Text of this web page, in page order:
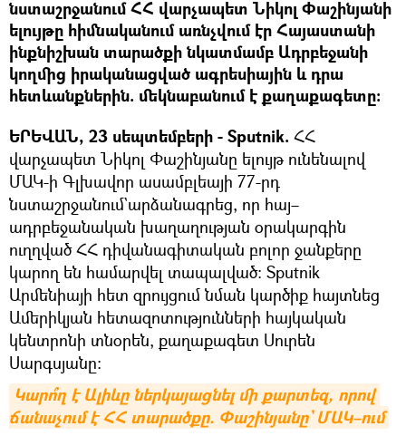
նստաշրջանում ՀՀ վարչապետ Նիկոլ Փաշինյանի
ելույթը հիմնականում առնչվում էր Հայաստանի
ինքնիշխան տարածքի նկատմամբ Ադրբեջանի
կողմից իրականացված ագրեսիային և դրա
հետևանքներին. մեկնաբանում է քաղաքագետը։
ԵՐԵՎԱՆ, 23 սեպտեմբերի - Sputnik. ՀՀ
վարչապետ Նիկոլ Փաշինյանը ելույթ ունենալով
ՄԱԿ-ի Գլխավոր ասամբլեայի 77-րդ
նստաշրջանում`արձանագրեց, որ հայ–
ադրբեջանական խաղաղության օրակարգին
ուղղված ՀՀ դիվանագիտական բոլոր ջանքերը
կարող են համարվել տապալված։ Sputnik
Արմենիայի հետ զրույցում նման կարծիք հայտնեց
Ամերիկյան հետազոտությունների հայկական
կենտրոնի տնօրեն, քաղաքագետ Սուրեն
Սարգսյանը։
Կարո՞ղ է Ալիևը ներկայացնել մի քարտեզ, որով
ճանաչում է ՀՀ տարածքը. Փաշինյանը` ՄԱԿ–ում